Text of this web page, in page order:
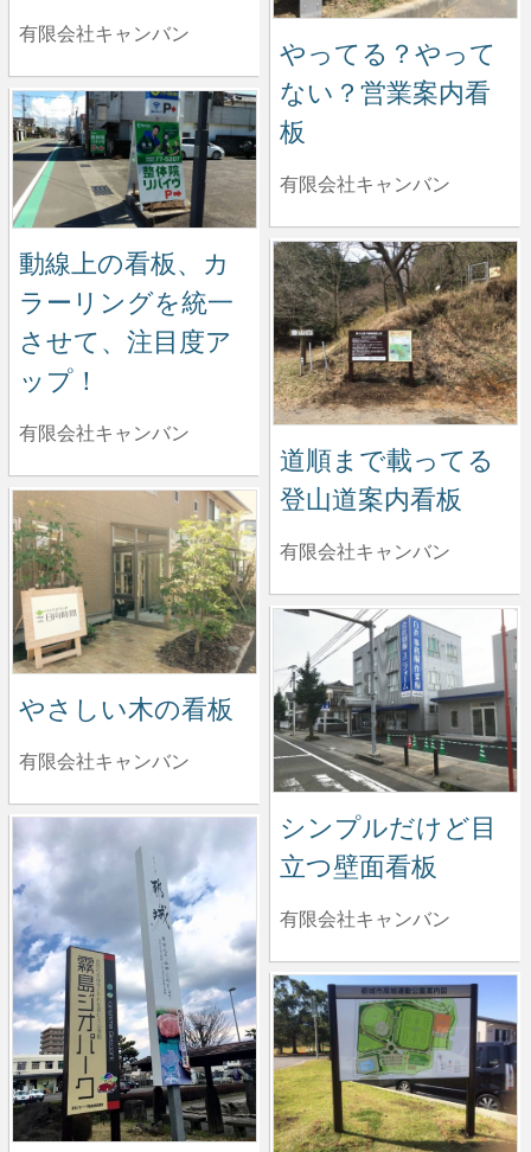
有限会社キャンバン
やってる？やって
ない？営業案内看
板
有限会社キャンバン
動線上の看板、カ
ラーリングを統一
させて、注目度ア
ップ！
有限会社キャンバン
道順まで載ってる
登山道案内看板
有限会社キャンバン
やさしい木の看板
有限会社キャンバン
シンプルだけど目
立つ壁面看板
有限会社キャンバン